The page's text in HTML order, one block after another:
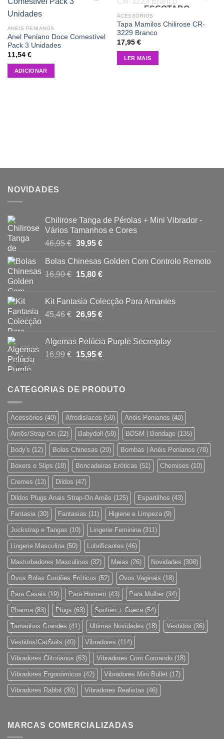
ANÉIS PENIANOS
Anel Peniano Doce Comestível
Pack 3 Unidades
11,54 €
ADICIONAR
ESGOTADO
ACESSÓRIOS
Tapa Mamilos Chilirose CR-
3229 Branco
17,95 €
LER MAIS
NOVIDADES
Chilirose Tanga de Pérolas + Mini Vibrador -
Vários Tamanhos e Cores
46,95€ O
original
era:
39,95 €O
atual
é:
Bolas Chinesas Golden Com Controlo Remoto
16,90€ O
era:
16,90 €.
15,80 €O
é:
15,80 €.
Kit Fantasia Colecção Para Amantes
45,46€ O
era:
45,46 €.
26,95 €O
é:
26,95 €.
Algemas Pelúcia Purple Secretplay
16,99€ O
era:
15,95 €O
é:
CATEGORIAS DE PRODUTO
Acessórios (40) Afrodisíacos (59) Anéis Penianos (40)
Arnês/Strap On (22) Babydoll (59) BDSM | Bondage (135)
Body's (12) Bolas Chinesas (29) Bombas | Anéis Penianos (78)
Boxers e Slips (18) Brincadeiras Eróticas (51) Chemises (10)
Cremes (13) Dildos (47)
Dildos Plugs Anais Strap-On Arnês (125) Espartilhos (43)
Fantasia (30) Fantasias (11) Higiene e Limpeza (9)
Jockstrap e Tangas (10) Lingerie Feminina (311)
Lingerie Masculina (50) Lubrificantes (46)
Masturbadores Masculinos (32) Meias (26) Novidades (308)
Ovos Bolas Cordões Eróticos (52) Ovos Vaginais (18)
Para Casais (19) Para Homem (43) Para Mulher (34)
Pharma (83) Plugs (63) Soutien + Cueca (54)
Tamanhos Grandes (41) Ultimas Novidades (18) Vestidos (36)
Vestidos/CatSuits (40) Vibradores (114)
Vibradores Clitorianos (63) Vibradores Com Comando (18)
Vibradores Ergonómicos (42) Vibradores Mini Bullet (17)
Vibradores Rabbit (30) Vibradores Realistas (46)
MARCAS COMERCIALIZADAS